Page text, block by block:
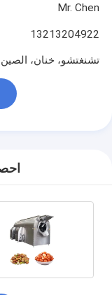
Mr. Chen
13213204922
تشنغتشو، خنان، الصين